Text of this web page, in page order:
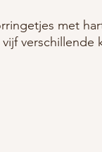
met
verschillende